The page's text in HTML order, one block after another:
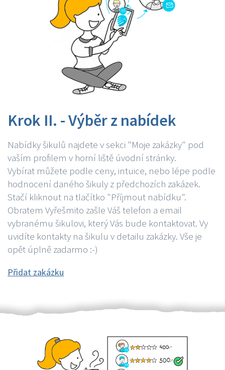
Krok II. - Výběr z nabídek
Nabídky šikulů najdete v sekci "Moje zakázky" pod
vaším profilem v horní liště úvodní stránky.
Vybírat můžete podle ceny, intuice, nebo lépe podle
hodnocení daného šikuly z předchozích zakázek.
Stačí kliknout na tlačítko "Příjmout nabídku".
Obratem Vyřešmito zašle Váš telefon a email
vybranému šikulovi, který Vás bude kontaktovat. Vy
uvidíte kontakty na šikulu v detailu zakázky. Vše je
opět úplně zadarmo :-)
Přidat zakázku